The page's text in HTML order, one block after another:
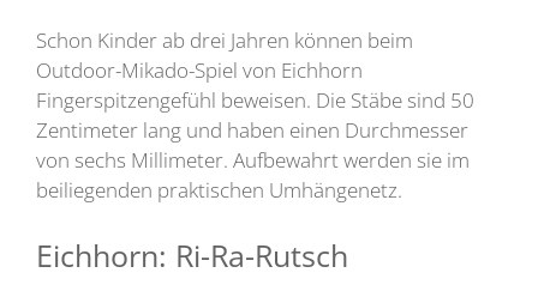
Schon Kinder ab drei Jahren können beim
Outdoor-Mikado-Spiel von Eichhorn
Fingerspitzengefühl beweisen. Die Stäbe sind 50
Zentimeter lang und haben einen Durchmesser
von sechs Millimeter. Aufbewahrt werden sie im
beiliegenden praktischen Umhängenetz.
Eichhorn: Ri-Ra-Rutsch